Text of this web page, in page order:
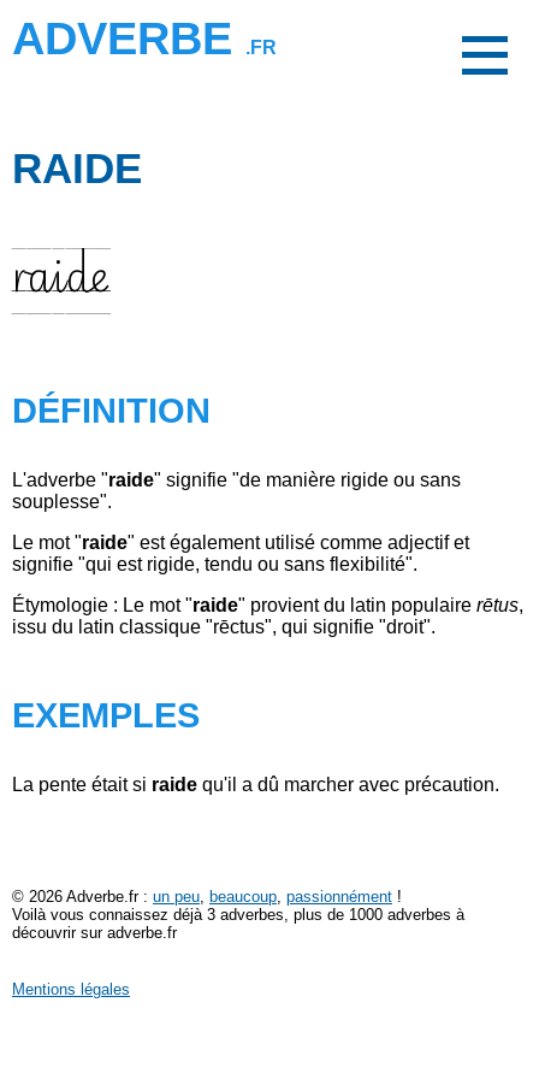
ADVERBE .FR
RAIDE
raide
DÉFINITION
L'adverbe "raide" signifie "de manière rigide ou sans
souplesse".
Le mot "raide" est également utilisé comme adjectif et
signifie "qui est rigide, tendu ou sans flexibilité".
Étymologie : Le mot "raide" provient du latin populaire rētus,
issu du latin classique "rēctus", qui signifie "droit".
EXEMPLES
La pente était si raide qu'il a dû marcher avec précaution.
© 2026 Adverbe.fr : un peu, beaucoup, passionnément !
Voilà vous connaissez déjà 3 adverbes, plus de 1000 adverbes à
découvrir sur adverbe.fr
Mentions légales